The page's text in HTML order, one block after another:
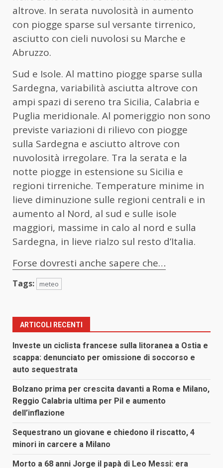
altrove. In serata nuvolosità in aumento
con piogge sparse sul versante tirrenico,
asciutto con cieli nuvolosi su Marche e
Abruzzo.
Sud e Isole. Al mattino piogge sparse sulla
Sardegna, variabilità asciutta altrove con
ampi spazi di sereno tra Sicilia, Calabria e
Puglia meridionale. Al pomeriggio non sono
previste variazioni di rilievo con piogge
sulla Sardegna e asciutto altrove con
nuvolosità irregolare. Tra la serata e la
notte piogge in estensione su Sicilia e
regioni tirreniche. Temperature minime in
lieve diminuzione sulle regioni centrali e in
aumento al Nord, al sud e sulle isole
maggiori, massime in calo al nord e sulla
Sardegna, in lieve rialzo sul resto d’Italia.
Forse dovresti anche sapere che…
Tags: meteo
ARTICOLI RECENTI
Investe un ciclista francese sulla litoranea a Ostia e
scappa: denunciato per omissione di soccorso e
auto sequestrata
Bolzano prima per crescita davanti a Roma e Milano,
Reggio Calabria ultima per Pil e aumento
dell’inflazione
Sequestrano un giovane e chiedono il riscatto, 4
minori in carcere a Milano
Morto a 68 anni Jorge il papà di Leo Messi: era